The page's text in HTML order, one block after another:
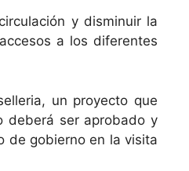
y disminuir la
a los diferentes
un proyecto que
deberá ser aprobado y
de gobierno en la visita